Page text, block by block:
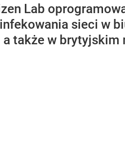
Lab
sieci w
a także w